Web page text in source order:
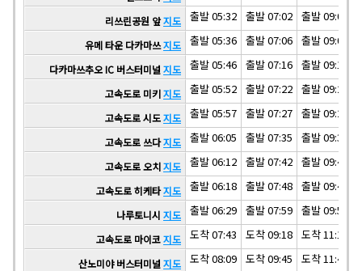
리쓰린공원 앞지도 출발 05:32 출발 07:02 출발 09:02
유메 타운 다카마쓰지도 출발 05:36 출발 07:06 출발 09:06
다카마쓰추오 IC 버스터미널 지도 출발 05:46 출발 07:16 출발 09:16
고속도로 미키지도 출발 05:52 출발 07:22 출발 09:22
고속도로 시도지도 출발 05:57 출발 07:27 출발 09:27
고속도로 쓰다지도 출발 06:05 출발 07:35 출발 09:35
고속도로 오치지도 출발 06:12 출발 07:42 출발 09:42
고속도로 히케타지도 출발 06:18 출발 07:48 출발 09:48
나루토니시 지도 출발 06:29 출발 07:59 출발 09:59
고속도로 마이코지도 도착 07:43 도착 09:18 도착 11:18
산노미야 버스터미널 지도 도착 08:09 도착 09:45 도착 11:45